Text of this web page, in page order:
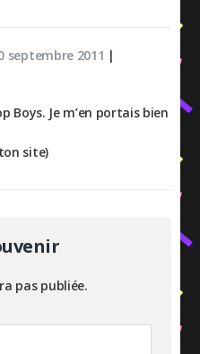
septembre 2011 |
Boys. Je m’en portais bien
site)
pas publiée.